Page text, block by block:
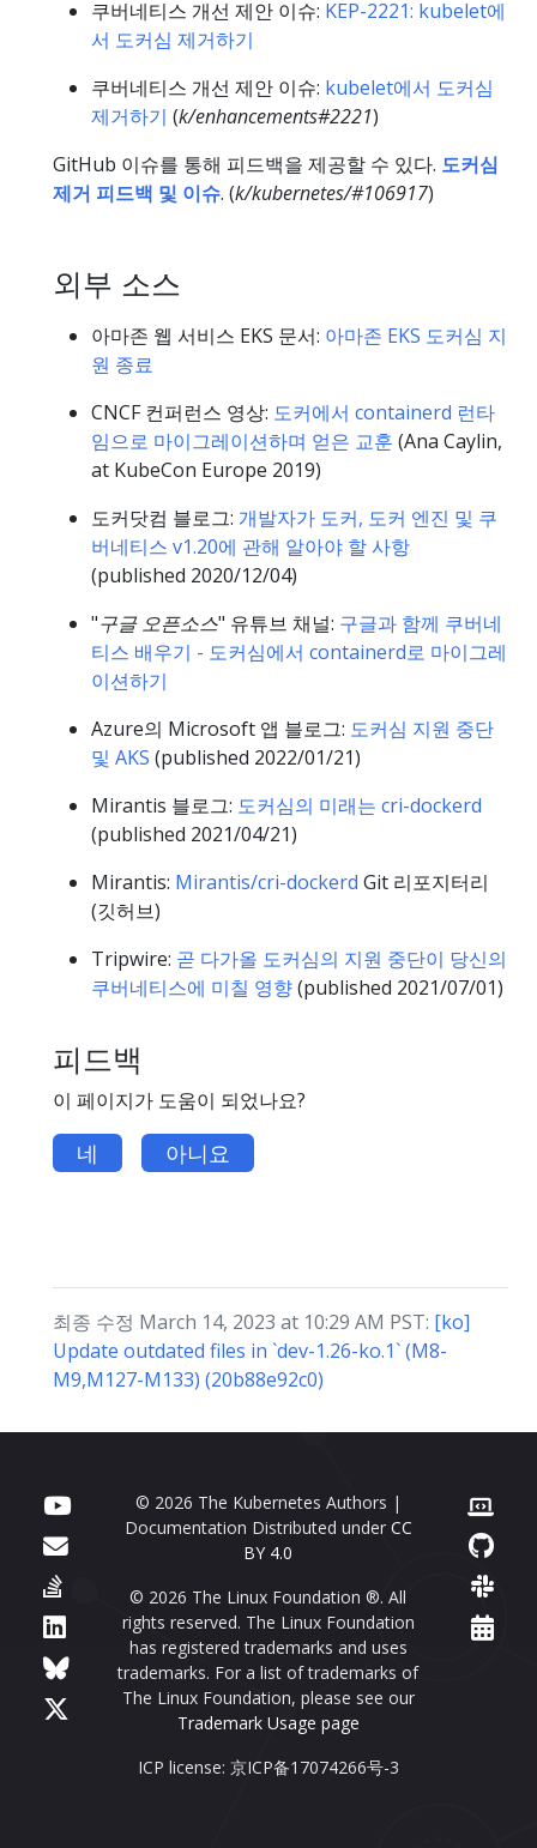
쿠버네티스 개선 제안 이슈: KEP-2221: kubelet에
서 도커심 제거하기
쿠버네티스 개선 제안 이슈: kubelet에서 도커심
제거하기 (k/enhancements#2221)
GitHub 이슈를 통해 피드백을 제공할 수 있다. 도커심
제거 피드백 및 이슈. (k/kubernetes/#106917)
외부 소스
아마존 웹 서비스 EKS 문서: 아마존 EKS 도커심 지
원 종료
CNCF 컨퍼런스 영상: 도커에서 containerd 런타
임으로 마이그레이션하며 얻은 교훈 (Ana Caylin,
at KubeCon Europe 2019)
도커닷컴 블로그: 개발자가 도커, 도커 엔진 및 쿠
버네티스 v1.20에 관해 알아야 할 사항
(published 2020/12/04)
"구글 오픈소스" 유튜브 채널: 구글과 함께 쿠버네
티스 배우기 - 도커심에서 containerd로 마이그레
이션하기
Azure의 Microsoft 앱 블로그: 도커심 지원 중단
및 AKS (published 2022/01/21)
Mirantis 블로그: 도커심의 미래는 cri-dockerd
(published 2021/04/21)
Mirantis: Mirantis/cri-dockerd Git 리포지터리
(깃허브)
Tripwire: 곧 다가올 도커심의 지원 중단이 당신의
쿠버네티스에 미칠 영향(published 2021/07/01)
피드백
이 페이지가 도움이 되었나요?
네 아니요
최종 수정 March 14, 2023 at 10:29 AM PST: [ko]
Update outdated files in `dev-1.26-ko.1` (M8-
M9,M127-M133) (20b88e92c0)
© 2026 The Kubernetes Authors |
Documentation Distributed under CC
BY 4.0
© 2026 The Linux Foundation ®. All
rights reserved. The Linux Foundation
has registered trademarks and uses
trademarks. For a list of trademarks of
The Linux Foundation, please see our
Trademark Usage page
ICP license: 京ICP备17074266号-3